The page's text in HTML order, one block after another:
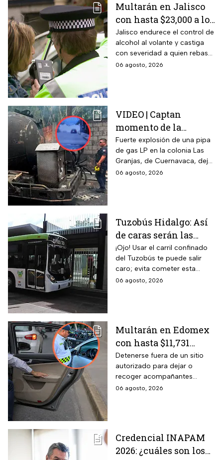
Multarán en Jalisco
con hasta $23,000 a los
conductores que
superen este límite en
la prueba de
alcoholemia
Jalisco endurece el control de
alcohol al volante y castiga
con severidad a quien rebase
el nuevo límite de sangre o
06 agosto, 2026
VIDEO | Captan
momento de la
explosión de pipa de
gas en Cuernavaca:
¡Imágenes sensibles!
Fuerte explosión de una pipa
de gas LP en la colonia Las
Granjas, de Cuernavaca, dejó
21 heridos y causó pánico
06 agosto, 2026
Tuzobús Hidalgo: Así
de caras serán las
MULTAS por invadir
el carril confinado a
partir de esta fecha
¡Ojo! Usar el carril confinado
del Tuzobús te puede salir
caro; evita cometer esta
infracción a partir de agosto.
06 agosto, 2026
Multarán en Edomex
con hasta $11,731
pesos a todos los
conductores que
realicen esta práctica
tan común para subir
Detenerse fuera de un sitio
autorizado para dejar o
recoger acompañantes
puede salir carísimo en
del Reglamento de Tránsito
estatal mexiquense.
06 agosto, 2026
Credencial INAPAM
2026: ¿cuáles son los